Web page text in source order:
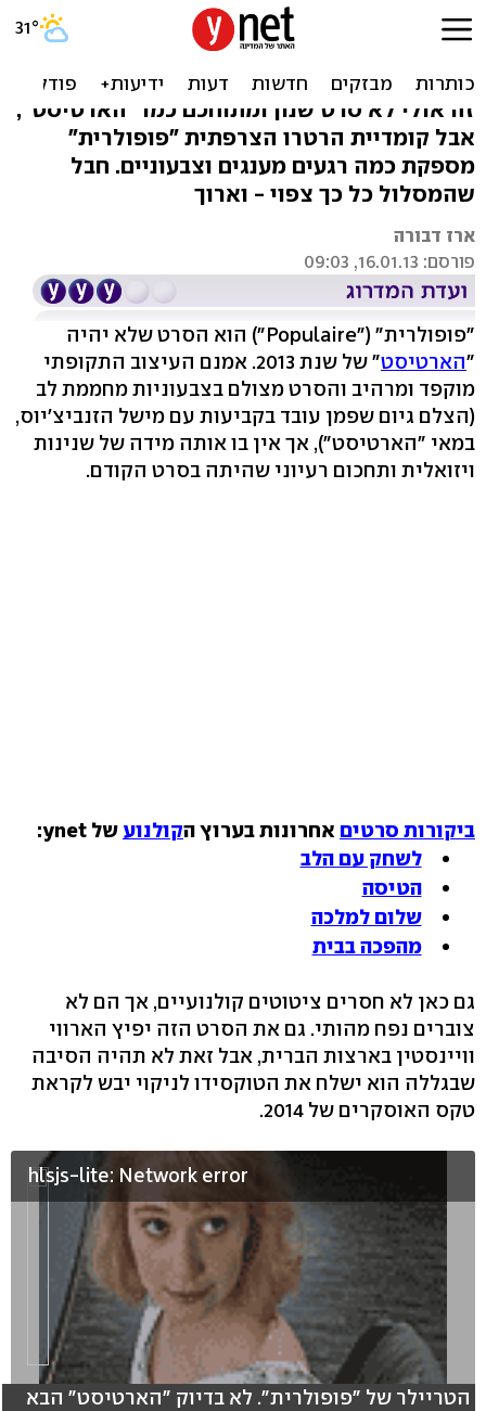
"פופולרית": ההקלדה מהירה,
הסרט פחות
זה אולי לא סרט שנון ומתוחכם כמו "הארטיסט",
אבל קומדיית הרטרו הצרפתית "פופולרית"
מספקת כמה רגעים מענגים וצבעוניים. חבל
שהמסלול כל כך צפוי - וארוך
ארז דבורה
פורסם: 16.01.13, 09:03
"פופולרית" ("Populaire") הוא הסרט שלא יהיה
"הארטיסט
" של שנת 2013. אמנם העיצוב התקופתי
מוקפד ומרהיב והסרט מצולם בצבעוניות מחממת לב
(הצלם גיום שפמן עובד בקביעות עם מישל הזנביצ'יוס,
במאי "הארטיסט"), אך אין בו אותה מידה של שנינות
ויזואלית ותחכום רעיוני שהיתה בסרט הקודם.
ביקורות סרטים אחרונות בערוץ הקולנוע של ynet:
לשחק עם הלב
הטיסה
שלום למלכה
מהפכה בבית
גם כאן לא חסרים ציטוטים קולנועיים, אך הם לא
צוברים נפח מהותי. גם את הסרט הזה יפיץ הארווי
וויינסטין בארצות הברית, אבל זאת לא תהיה הסיבה
שבגללה הוא ישלח את הטוקסידו לניקוי יבש לקראת
טקס האוסקרים של 2014.
hlsjs-lite: Network error
הטריילר של "פופולרית". לא בדיוק "הארטיסט" הבא